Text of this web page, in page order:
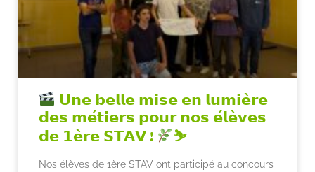
𝗨𝗻𝗲 𝗯𝗲𝗹𝗹𝗲 𝗺𝗶𝘀𝗲 𝗲𝗻 𝗹𝘂𝗺𝗶𝗲̀𝗿𝗲
𝗱𝗲𝘀 𝗺𝗲́𝘁𝗶𝗲𝗿𝘀 𝗽𝗼𝘂𝗿 𝗻𝗼𝘀 𝗲́𝗹𝗲̀𝘃𝗲𝘀
𝗱𝗲 𝟭𝗲̀𝗿𝗲 𝗦𝗧𝗔𝗩 !
⛷
Nos élèves de 1ère STAV ont participé au concours